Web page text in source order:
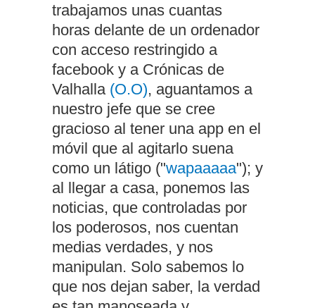
trabajamos unas cuantas
horas delante de un ordenador
con acceso restringido a
facebook y a Crónicas de
Valhalla (O.O), aguantamos a
nuestro jefe que se cree
gracioso al tener una app en el
móvil que al agitarlo suena
como un látigo ("wapaaaaa"); y
al llegar a casa, ponemos las
noticias, que controladas por
los poderosos, nos cuentan
medias verdades, y nos
manipulan. Solo sabemos lo
que nos dejan saber, la verdad